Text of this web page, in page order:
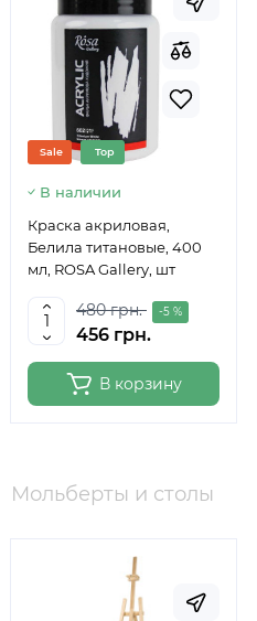
Sale Top
В наличии
Краска акриловая,
Белила титановые, 400
мл, ROSA Gallery, шт
480 грн. -5 %
456 грн.
В корзину
Мольберты и столы